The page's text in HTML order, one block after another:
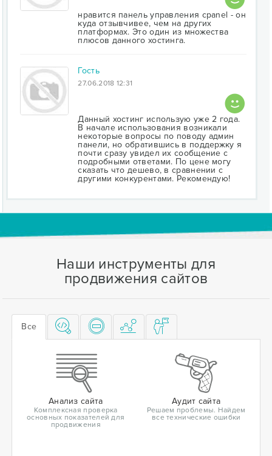
нравится панель управления cpanel - он
куда отзывчивее, чем на других
платформах. Это один из множества
плюсов данного хостинга.
Гость
27.06.2018 12:31
Данный хостинг использую уже 2 года.
В начале использования возникали
некоторые вопросы по поводу админ
панели, но обратившись в поддержку я
почти сразу увидел их сообщение с
подробными ответами. По цене могу
сказать что дешево, в сравнении с
другими конкурентами. Рекомендую!
Наши инструменты для
продвижения сайтов
Все
Анализ сайта
Комплексная проверка
основных показателей для
продвижения
Аудит сайта
Решаем проблемы. Найдем
все технические ошибки